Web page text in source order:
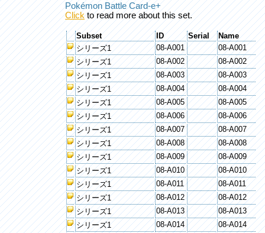
Pokémon Battle Card-e+
Clickto read more about this set.
Subset ID Serial
Name
シリーズ1
08-A001
08-A001
シリーズ1
08-A002
08-A002
シリーズ1
08-A003
08-A003
シリーズ1
08-A004
08-A004
シリーズ1
08-A005
08-A005
シリーズ1
08-A006
08-A006
シリーズ1
08-A007
08-A007
シリーズ1
08-A008
08-A008
シリーズ1
08-A009
08-A009
シリーズ1
08-A010
08-A010
シリーズ1
08-A011
08-A011
シリーズ1
08-A012
08-A012
シリーズ1
08-A013
08-A013
シリーズ1
08-A014
08-A014